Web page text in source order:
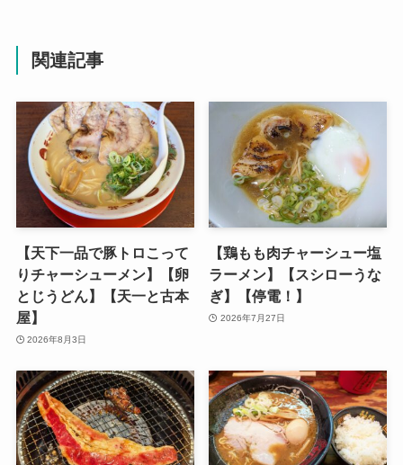
関連記事
【天下一品で豚トロこって
りチャーシューメン】【卵
とじうどん】【天一と古本
屋】
2026年8月3日
【鶏もも肉チャーシュー塩
ラーメン】【スシローうな
ぎ】【停電！】
2026年7月27日